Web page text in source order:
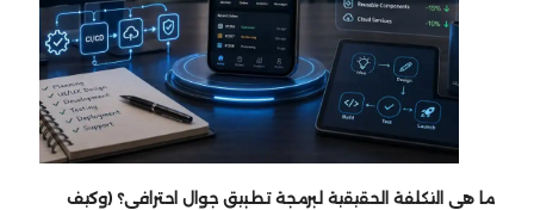
ما هي التكلفة الحقيقية لبرمجة تطبيق جوال احترافي؟ (وكيف